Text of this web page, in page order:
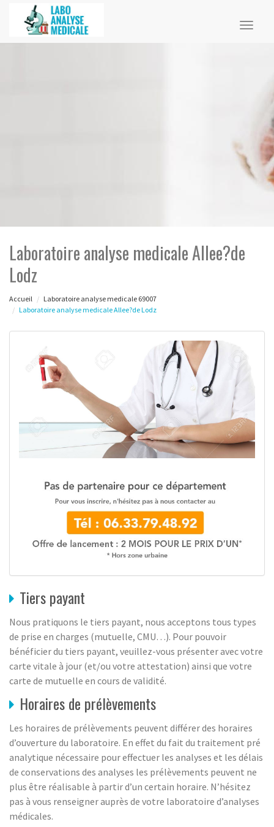
Laboratoire analyse medicale Allee?de
Lodz
Accueil
Laboratoire analyse medicale 69007
Laboratoire analyse medicale Allee?de Lodz
Tiers payant
Nous pratiquons le tiers payant, nous acceptons tous types
de prise en charges (mutuelle, CMU…). Pour pouvoir
bénéficier du tiers payant, veuillez-vous présenter avec votre
carte vitale à jour (et/ou votre attestation) ainsi que votre
carte de mutuelle en cours de validité.
Horaires de prélèvements
Les horaires de prélèvements peuvent différer des horaires
d’ouverture du laboratoire. En effet du fait du traitement pré
analytique nécessaire pour effectuer les analyses et les délais
de conservations des analyses les prélèvements peuvent ne
plus être réalisable à partir d’un certain horaire. N’hésitez
pas à vous renseigner auprès de votre laboratoire d’analyses
médicales.